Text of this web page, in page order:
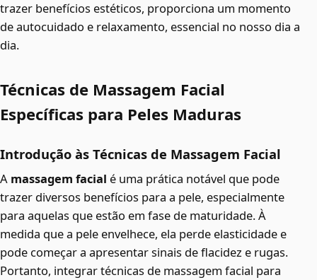
trazer benefícios estéticos, proporciona um momento
de autocuidado e relaxamento, essencial no nosso dia a
dia.
Técnicas de Massagem Facial
Específicas para Peles Maduras
Introdução às Técnicas de Massagem Facial
A massagem facial é uma prática notável que pode
trazer diversos benefícios para a pele, especialmente
para aquelas que estão em fase de maturidade. À
medida que a pele envelhece, ela perde elasticidade e
pode começar a apresentar sinais de flacidez e rugas.
Portanto, integrar técnicas de massagem facial para